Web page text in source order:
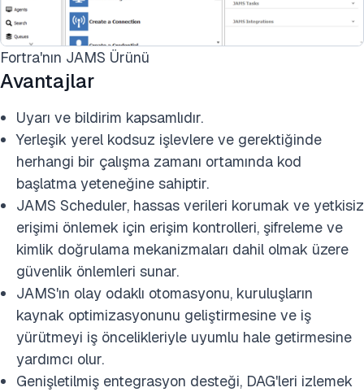
Fortra'nın JAMS Ürünü
Avantajlar
Uyarı ve bildirim kapsamlıdır.
Yerleşik yerel kodsuz işlevlere ve gerektiğinde
herhangi bir çalışma zamanı ortamında kod
başlatma yeteneğine sahiptir.
JAMS Scheduler, hassas verileri korumak ve yetkisiz
erişimi önlemek için erişim kontrolleri, şifreleme ve
kimlik doğrulama mekanizmaları dahil olmak üzere
güvenlik önlemleri sunar.
JAMS'ın olay odaklı otomasyonu, kuruluşların
kaynak optimizasyonunu geliştirmesine ve iş
yürütmeyi iş öncelikleriyle uyumlu hale getirmesine
yardımcı olur.
Genişletilmiş entegrasyon desteği, DAG'leri izlemek